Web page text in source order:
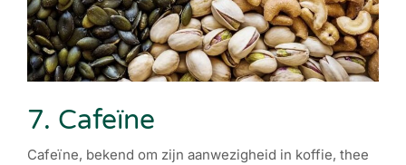
7. Cafeïne
Cafeïne, bekend om zijn aanwezigheid in koffie, thee